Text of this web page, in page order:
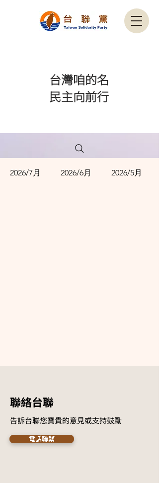
​台灣咱的名
民主向前行
2026/7月 2026/6月 2026/5月
​聯絡台聯
告訴台聯您寶貴的意見或支持鼓勵
電話聯繫